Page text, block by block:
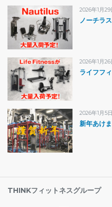
2026年1月29
ノーチラ
2026年1月26
ライフフ
2026年1月5日
新年あけ
THINKフィットネスグループ